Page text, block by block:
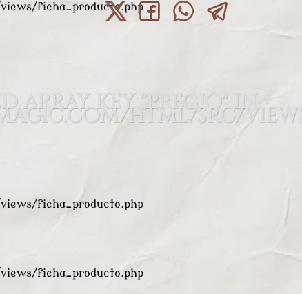
ficha_producto.php
array key "precio" in
html/src/
ficha_producto.php
ficha_producto.php